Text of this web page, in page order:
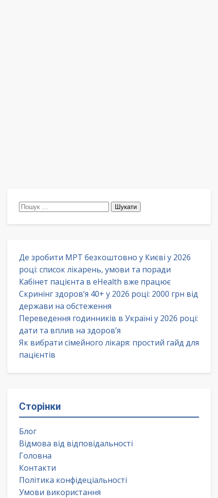
Пошук:
Де зробити МРТ безкоштовно у Києві у 2026
році: список лікарень, умови та поради
Кабінет пацієнта в eHealth вже працює
Скринінг здоров’я 40+ у 2026 році: 2000 грн від
держави на обстеження
Переведення годинників в Україні у 2026 році:
дати та вплив на здоров’я
Як вибрати сімейного лікаря: простий гайд для
пацієнтів
Сторінки
Блог
Відмова від відповідальності
Головна
Контакти
Політика конфідеціальності
Умови використання